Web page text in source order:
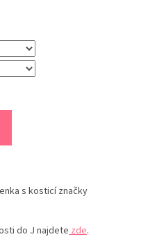
s kosticí značky
do J najdetezde.